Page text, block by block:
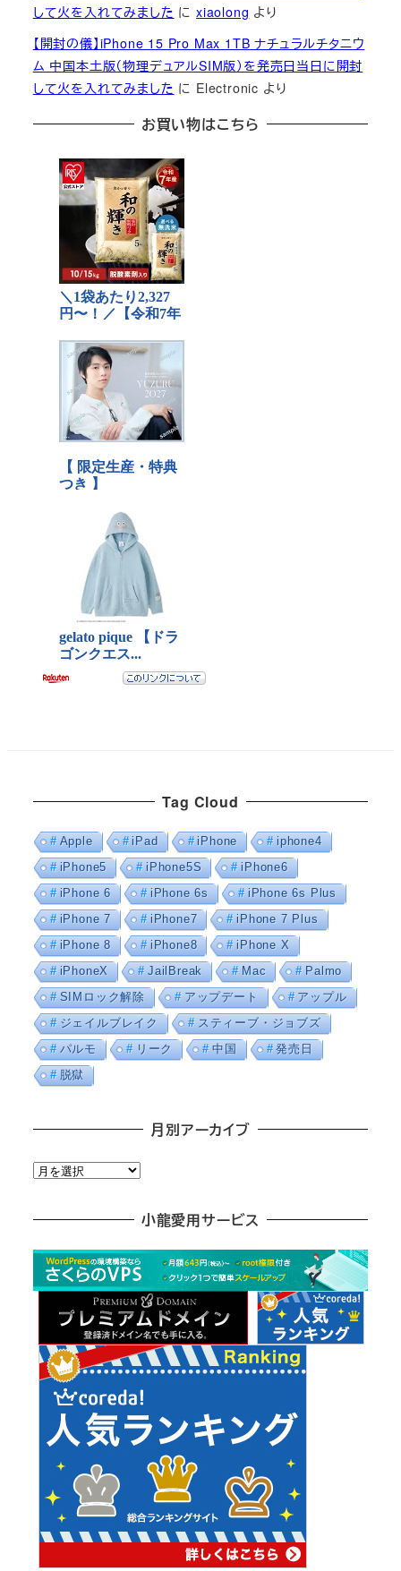
して火を入れてみました にxiaolong より
【開封の儀】iPhone 15 Pro Max 1TB ナチュラルチタニウ
ム 中国本土版（物理デュアルSIM版）を発売日当日に開封
して火を入れてみました に Electronic より
お買い物はこちら
Tag Cloud
Apple iPad iPhone
iphone4
iPhone5
iPhone5S
iPhone6
iPhone 6
iPhone 6s
iPhone 6s Plus
iPhone 7
iPhone7
iPhone 7 Plus
iPhone 8
iPhone8
iPhone X
iPhoneX
JailBreak Mac
Palmo
SIMロック解除
アップデート
アップル
ジェイルブレイク
スティーブ・ジョブズ
パルモ
リーク 中国
発売日
脱獄
月別アーカイブ
月
カ
小龍愛用サービス